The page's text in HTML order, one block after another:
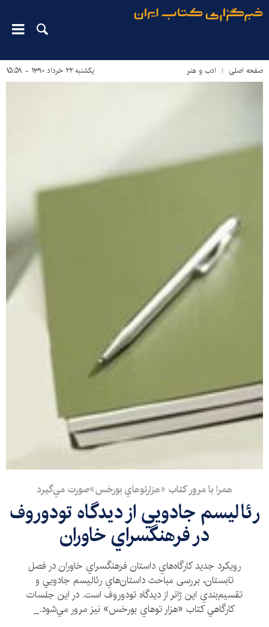
صفحه اصلی ادب و هنر یکشنبه ۲۲ خرداد ۱۳۹۰ - ۱۵:۵۹
همرا با مرور كتاب «هزارتوهاي بورخس»صورت مي‌گيرد
رئاليسم جادويي از ديدگاه تودوروف
در فرهنگسراي خاوران
رويكرد جديد كارگاه‌هاي داستان فرهنگسراي خاوران در فصل
تابستان، بررسی مباحث داستان‌هاي رئاليسم جادويي و
تقسيم‌بندي اين ژانر از ديدگاه تودوروف است. در اين جلسات
كارگاهي كتاب «هزار توهاي بورخس» نيز مرور مي‌شود._